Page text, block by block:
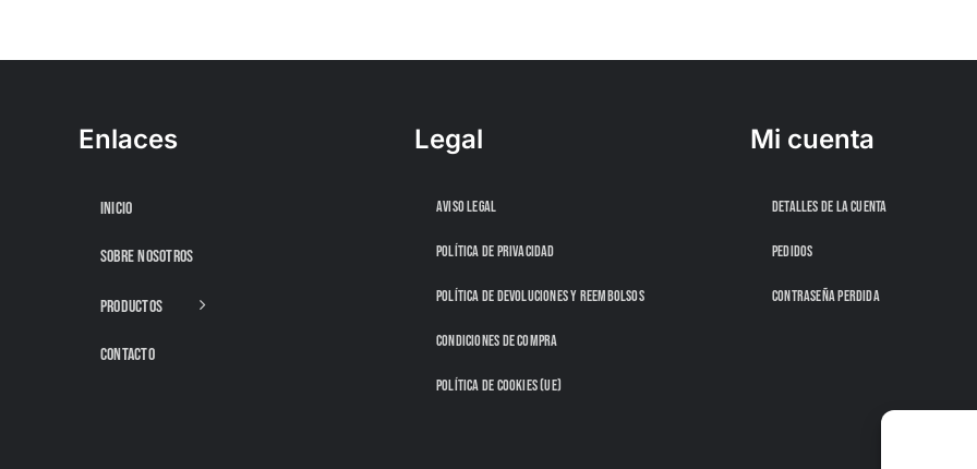
Enlaces
INICIO
SOBRE NOSOTROS
PRODUCTOS
CONTACTO
Legal
AVISO LEGAL
POLÍTICA DE PRIVACIDAD
POLÍTICA DE DEVOLUCIONES Y REEMBOLSOS
CONDICIONES DE COMPRA
POLÍTICA DE COOKIES (UE)
Mi cuenta
DETALLES DE LA CUENTA
PEDIDOS
CONTRASEÑA PERDIDA